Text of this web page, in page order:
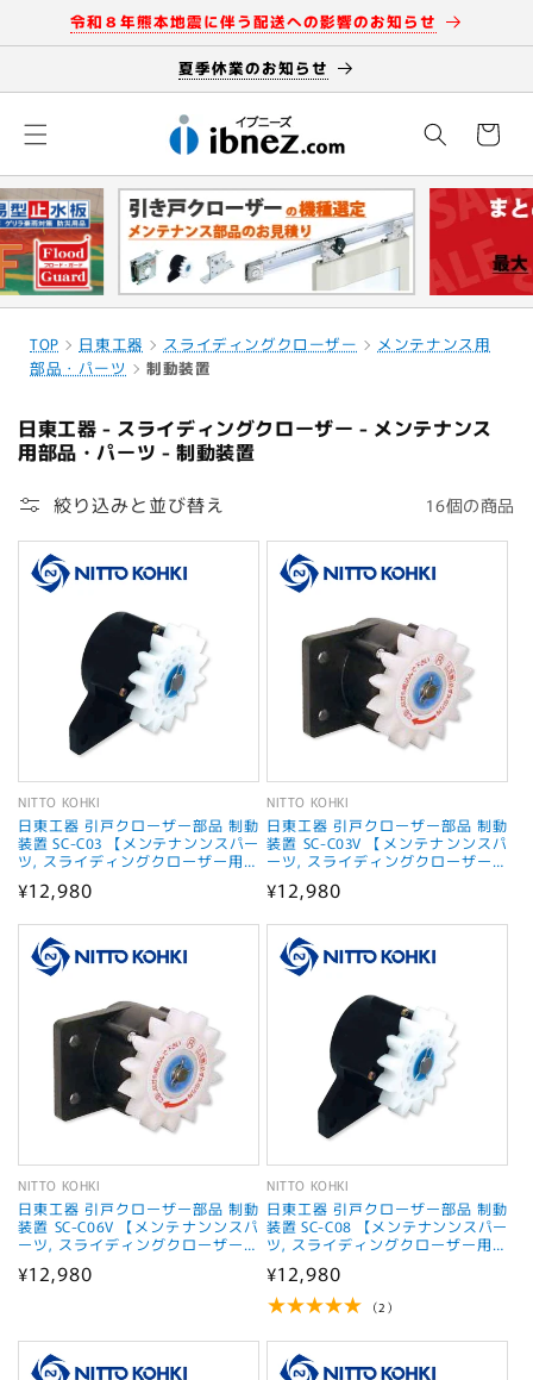
ンツに
進む
令和８年熊本地震に伴う配送への影響のお知らせ
夏季休業のお知らせ
ー
TOP 日東工器 スライディングクローザー
メンテナンス用
部品・パーツ
制動装置
コ
レ
シ
ョ
ン
日東工器 - スライディングクローザー - メンテナンス
用部品・パーツ - 制動装置
絞り込みと並び替え 16個の商品
販
売
元:
NITTO KOHKI
日東工器 引戸クローザー部品 制動
装置 SC-C03 【メンテナンンスパー
ツ, スライディングクローザー用部
通
常
価
格
¥12,980
販
売
元:
NITTO KOHKI
日東工器 引戸クローザー部品 制動
装置 SC-C03V 【メンテナンンスパ
ーツ, スライディングクローザー用
通
常
価
格
¥12,980
販
売
元:
NITTO KOHKI
日東工器 引戸クローザー部品 制動
装置 SC-C06V 【メンテナンンスパ
ーツ, スライディングクローザー用
通
格
¥12,980
販
売
元:
NITTO KOHKI
日東工器 引戸クローザー部品 制動
装置 SC-C08 【メンテナンンスパー
ツ, スライディングクローザー用部
通
常
格
¥12,980
（2）
ビ
ー